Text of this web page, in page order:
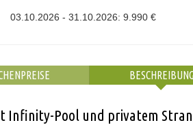
03.10.2026 - 31.10.2026: 9.990 €
Infinity-Pool und privatem